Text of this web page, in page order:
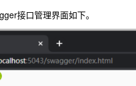
接口管理界面如下。